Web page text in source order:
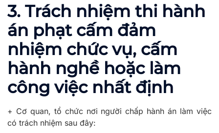
3. Trách nhiệm thi hành
án phạt cấm đảm
nhiệm chức vụ, cấm
hành nghề hoặc làm
công việc nhất định
+ Cơ quan, tổ chức nơi người chấp hành án làm việc
có trách nhiệm sau đây: